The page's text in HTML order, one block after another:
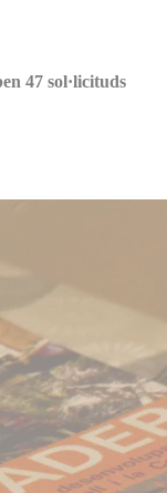
47 sol·licituds